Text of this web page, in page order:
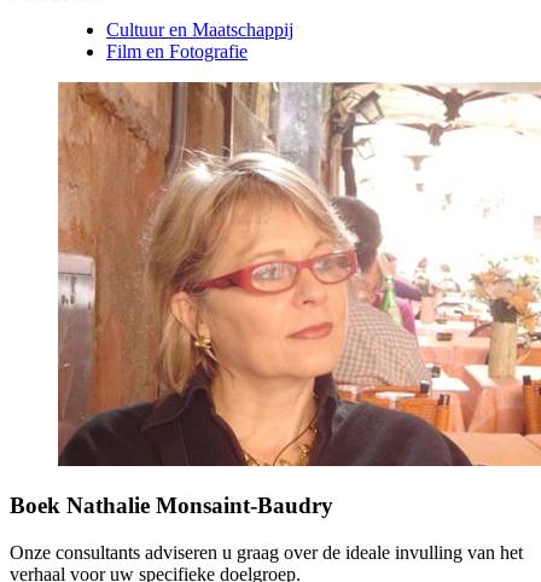
Cultuur en Maatschappij
Film en Fotografie
Boek Nathalie Monsaint-Baudry
Onze consultants adviseren u graag over de ideale invulling van het
verhaal voor uw specifieke doelgroep.